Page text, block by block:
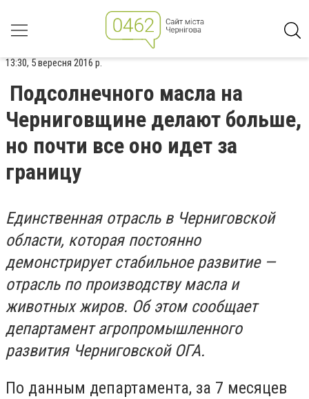
13:30, 5 вересня 2016 р.
Подсолнечного масла на
Черниговщине делают больше,
но почти все оно идет за
границу
Единственная отрасль в Черниговской
области, которая постоянно
демонстрирует стабильное развитие —
отрасль по производству масла и
животных жиров. Об этом сообщает
департамент агропромышленного
развития Черниговской ОГА.
По данным департамента, за 7 месяцев